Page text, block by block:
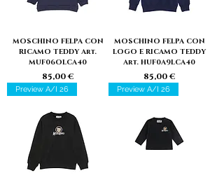
MOSCHINO FELPA CON
RICAMO TEDDY Art.
MUF06OLCA40
Prezzo
85,00 €
MOSCHINO FELPA CON
LOGO E RICAMO TEDDY
Art. HUF0A9LCA40
Prezzo
85,00 €
Preview A/I 26 Preview A/I 26